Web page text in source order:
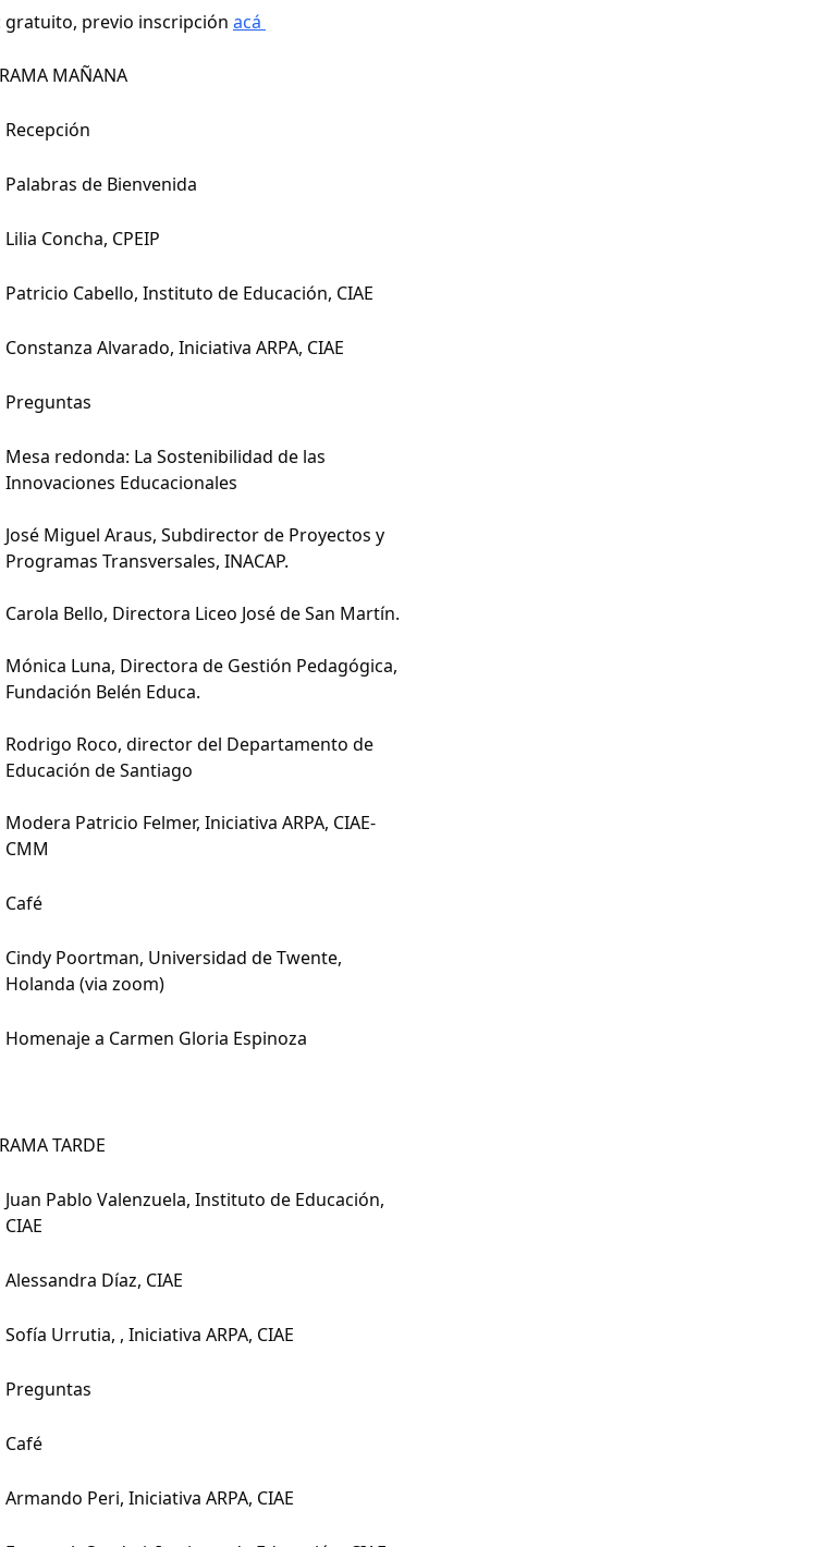
gratuito, previo inscripción acá
MAÑANA
Recepción
Palabras de Bienvenida
Lilia Concha, CPEIP
Patricio Cabello, Instituto de Educación, CIAE
Constanza Alvarado, Iniciativa ARPA, CIAE
Preguntas
Mesa redonda: La Sostenibilidad de las
Innovaciones Educacionales
José Miguel Araus, Subdirector de Proyectos y
Programas Transversales, INACAP.
Carola Bello, Directora Liceo José de San Martín.
Mónica Luna, Directora de Gestión Pedagógica,
Fundación Belén Educa.
Rodrigo Roco, director del Departamento de
Educación de Santiago
Modera Patricio Felmer, Iniciativa ARPA, CIAE-
CMM
Café
Cindy Poortman, Universidad de Twente,
Holanda (via zoom)
Homenaje a Carmen Gloria Espinoza
TARDE
Juan Pablo Valenzuela, Instituto de Educación,
CIAE
Alessandra Díaz, CIAE
Sofía Urrutia, , Iniciativa ARPA, CIAE
Preguntas
Café
Armando Peri, Iniciativa ARPA, CIAE